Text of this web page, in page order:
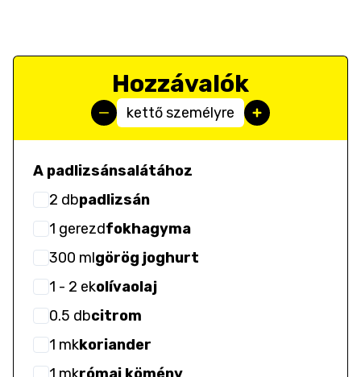
Hozzávalók
kettő személyre
A padlizsánsalátához
2 dbpadlizsán
1 gerezdfokhagyma
300 mlgörög joghurt
1 - 2 ekolívaolaj
0.5 dbcitrom
1 mkkoriander